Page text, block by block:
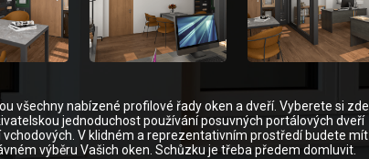
všechny nabízené profilové řady oken a dveří. Vyberete si zde
jednoduchost používání posuvných portálových dveří
vchodových. V klidném a reprezentativním prostředí budete mít
výběru Vašich oken. Schůzku je třeba předem domluvit.